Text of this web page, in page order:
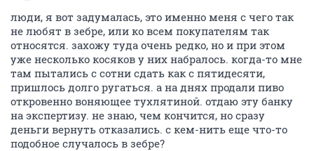
люди, я вот задумалась, это именно меня с чего так
не любят в зебре, или ко всем покупателям так
относятся. захожу туда очень редко, но и при этом
уже несколько косяков у них набралось. когда-то мне
там пытались с сотни сдать как с пятидесяти,
пришлось долго ругаться. а на днях продали пиво
откровенно воняющее тухлятиной. отдаю эту банку
на экспертизу. не знаю, чем кончится, но сразу
деньги вернуть отказались. с кем-нить еще что-то
подобное случалось в зебре?